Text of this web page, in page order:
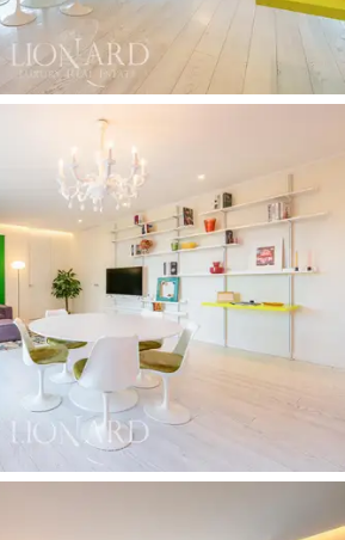
ースを設けることができま
に隣接し、踊り場からアクセ
約35平方メートルの独立した
す。現在はキッチンとバスル
ジオタイプとなっています。
は内部で繋がっており、簡単
ントに統合することができ、
平方メートルになります。さら
ルの地下室も備わっていま